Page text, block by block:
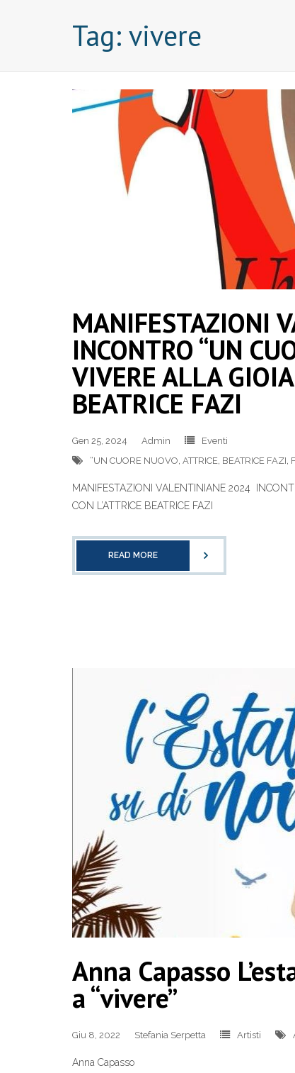
Tag: vivere
MANIFESTAZIONI
INCONTRO “UN
VIVERE ALLA GIOIA
BEATRICE FAZI
Gen 25, 2024 Admin
Eventi
“UN CUORE NUOVO, ATTRICE, BEATRICE FAZI,
MANIFESTAZIONI VALENTINIANE 2024
CON L’ATTRICE BEATRICE FAZI
READ MORE
Anna Capasso
a “vivere”
Giu 8, 2022 Stefania Serpetta Artisti
Anna Capasso